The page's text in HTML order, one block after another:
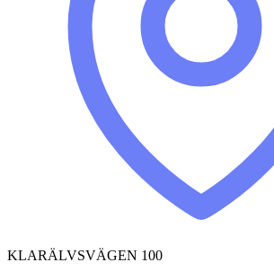
KLARÄLVSVÄGEN 100